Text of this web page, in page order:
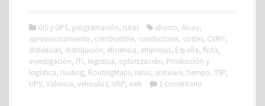
GIS y GPS, programación, rutas ahorro, Alcoy,
aprovisionamiento, combustible, conductores, costes, CVRP,
distancias, distribución, eficiencia, empresas, España, flota,
investigación, ITI, logística, optimización, Producción y
logística, routing, RoutingMaps, rutas, software, tiempo, TSP,
UPV, Valencia, vehículos, VRP, web 1 comentario